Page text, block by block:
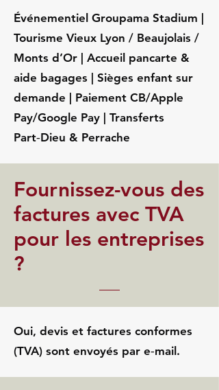
Événementiel Groupama Stadium |
Tourisme Vieux Lyon / Beaujolais /
Monts d’Or | Accueil pancarte &
aide bagages | Sièges enfant sur
demande | Paiement CB/Apple
Pay/Google Pay | Transferts
Part‑Dieu & Perrache
Fournissez-vous des
factures avec TVA
pour les entreprises
?
Oui, devis et factures conformes
(TVA) sont envoyés par e‑mail.